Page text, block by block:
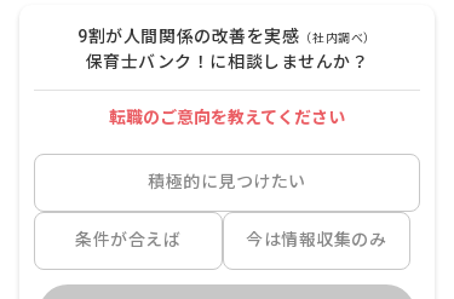
9割が人間関係の改善を実感 （社内調べ）
保育士バンク！に相談しませんか？
転職のご意向を教えてください
積極的に見つけたい
条件が合えば 今は情報収集のみ